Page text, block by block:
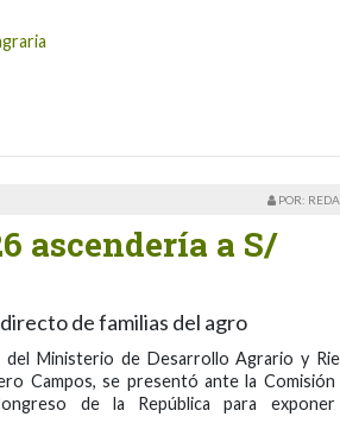
POR:
ascendería a S/
de familias del agro
del Ministerio de Desarrollo Agrario y
Campos, se presentó ante la Comisión
de la República para